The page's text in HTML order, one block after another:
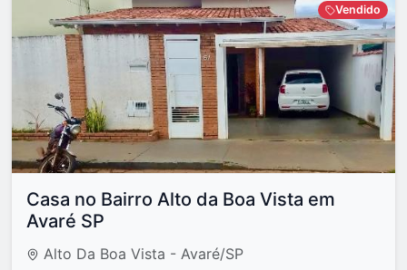
Vendido
Casa no Bairro Alto da Boa Vista em
Avaré SP
Alto Da Boa Vista - Avaré/SP